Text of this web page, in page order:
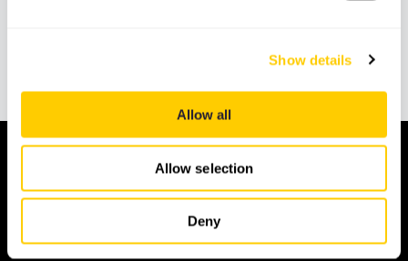
Show details
Allow all
Allow selection
Deny
options nautiques disponibles selon le style de
voyage, la zone et le niveau d’activité recherché.
TOURS
JOURNÉE COMP
PLAGES
AVENTURE
PARCS
PLONGÉE & SNORKELING
SUR ROUES